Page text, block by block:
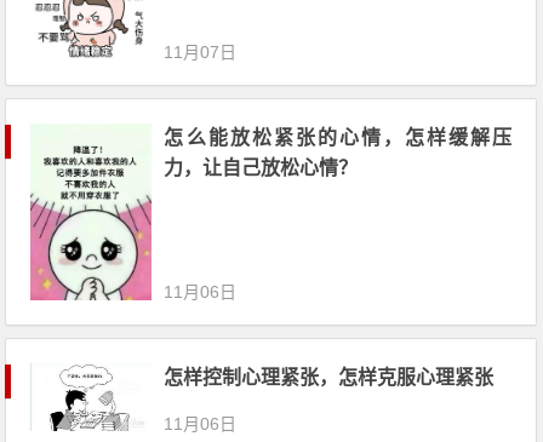
11月07日
怎么能放松紧张的心情，怎样缓解压
力，让自己放松心情？
11月06日
怎样控制心理紧张，怎样克服心理紧张
11月06日